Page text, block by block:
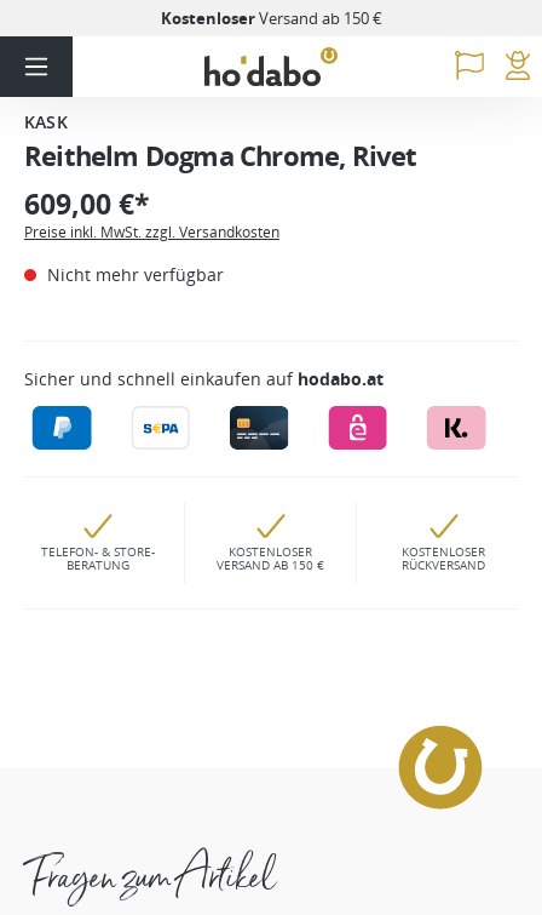
KostenloserVersand ab 150 €
KASK
Reithelm Dogma Chrome, Rivet
609,00 €*
Preise inkl. MwSt. zzgl. Versandkosten
Nicht mehr verfügbar
Sicher und schnell einkaufen auf hodabo.at
TELEFON- & STORE-
BERATUNG
KOSTENLOSER
VERSAND AB 150 €
KOSTENLOSER
RÜCKVERSAND
Fragen zum Artikel